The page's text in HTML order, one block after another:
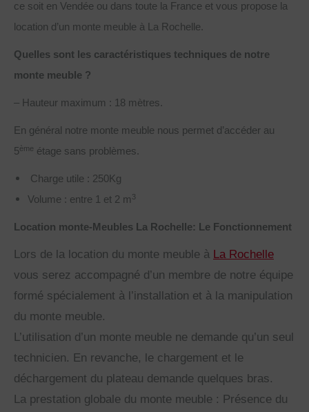
ce soit en Vendée ou dans toute la France et vous propose la
location d’un monte meuble à La Rochelle.
Quelles sont les caractéristiques techniques de notre
monte meuble ?
– Hauteur maximum : 18 mètres.
En général notre monte meuble nous permet d’accéder au
5ème étage sans problèmes.
Charge utile : 250Kg
Volume : entre 1 et 2 m 3
Location monte-Meubles La Rochelle: Le Fonctionnement
Lors de la location du monte meuble à La Rochelle
vous serez accompagné d’un membre de notre équipe
formé spécialement à l’installation et à la manipulation
du monte meuble.
L’utilisation d’un monte meuble ne demande qu’un seul
technicien. En revanche, le chargement et le
déchargement du plateau demande quelques bras.
La prestation globale du monte meuble : Présence du